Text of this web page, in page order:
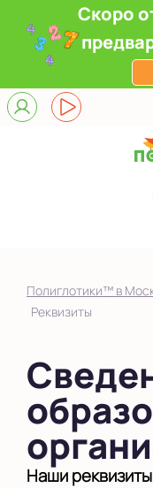
Скоро
в
в
Полиглотики™ в
Реквизиты
Наши реквизиты